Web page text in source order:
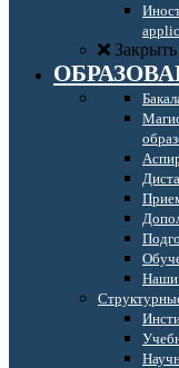
Закрыть
Наши